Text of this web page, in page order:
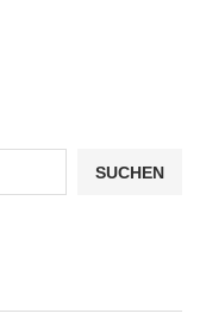
SUCHEN